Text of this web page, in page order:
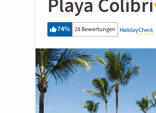
Playa Colibri
74% 28 Bewertungen